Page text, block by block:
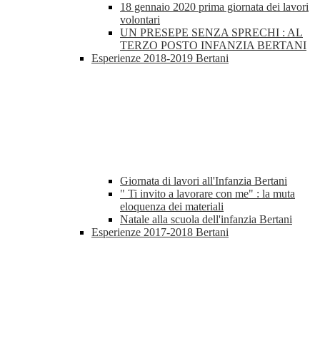
18 gennaio 2020 prima giornata dei lavori
volontari
UN PRESEPE SENZA SPRECHI : AL
TERZO POSTO INFANZIA BERTANI
Esperienze 2018-2019 Bertani
Giornata di lavori all'Infanzia Bertani
" Ti invito a lavorare con me" : la muta
eloquenza dei materiali
Natale alla scuola dell'infanzia Bertani
Esperienze 2017-2018 Bertani